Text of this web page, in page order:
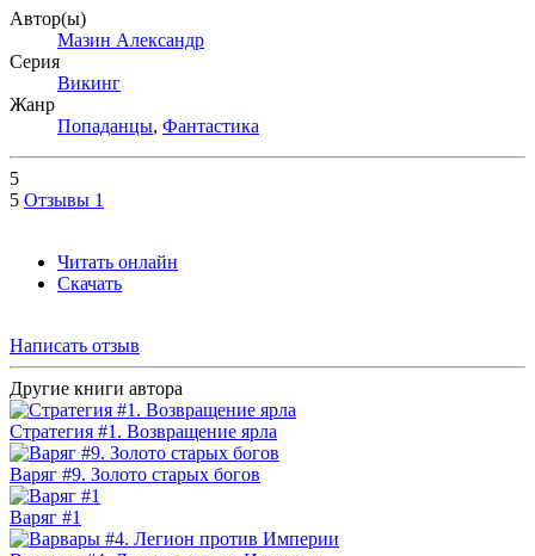
Автор(ы)
Мазин Александр
Серия
Викинг
Жанр
Попаданцы, Фантастика
5
5 Отзывы 1
Читать онлайн
Скачать
Написать отзыв
Другие книги автора
Стратегия #1. Возвращение ярла
Варяг #9. Золото старых богов
Варяг #1